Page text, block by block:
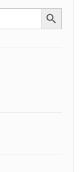
Search Button